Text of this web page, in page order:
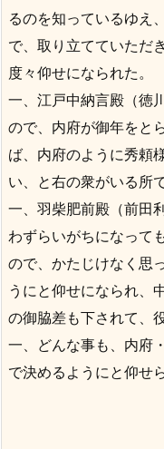
るのを知っているゆえ
で、取り立てていただ
度々仰せになられた。
一、江戸中納言殿（徳
ので、内府が御年をと
ば、内府のように秀頼
い、と右の衆がいる所
一、羽柴肥前殿（前田
わずらいがちになって
ので、かたじけなく思
うにと仰せになられ、
の御脇差も下されて、
一、どんな事も、内府
で決めるようにと仰せ